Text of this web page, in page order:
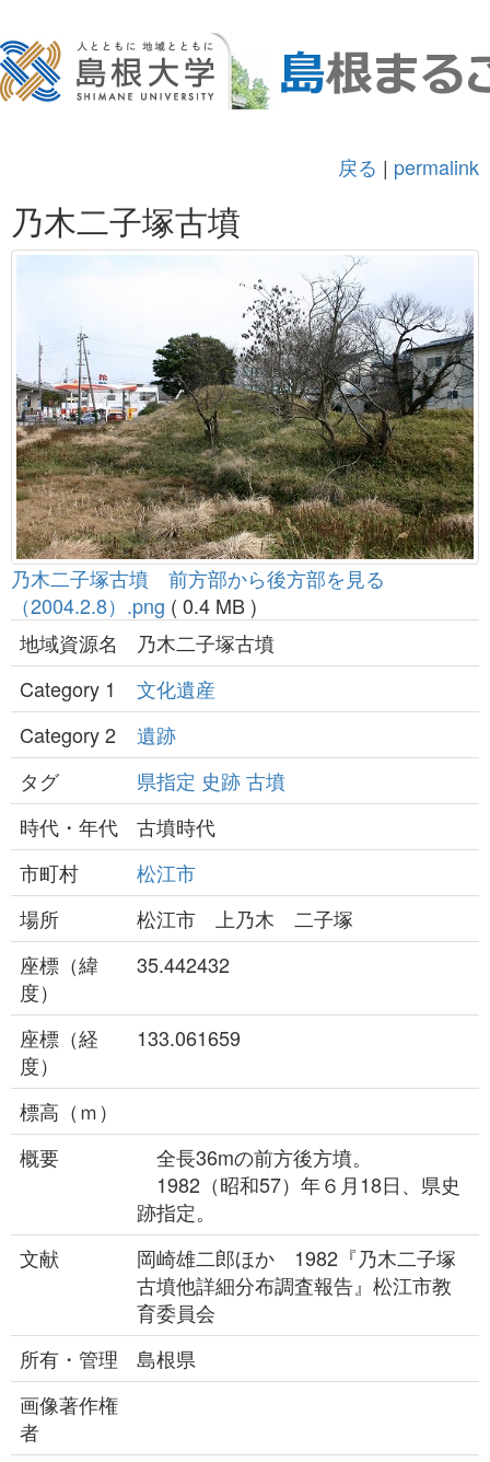
戻る | permalink
乃木二子塚古墳
乃木二子塚古墳 前方部から後方部を見る
（2004.2.8）.png ( 0.4 MB )
地域資源名
乃木二子塚古墳
Category 1
文化遺産
Category 2
遺跡
タグ
県指定 史跡古墳
時代・年代
古墳時代
市町村
松江市
場所
松江市 上乃木 二子塚
座標（緯
度）
35.442432
座標（経
度）
133.061659
標高（ｍ）
概要
全長36mの前方後方墳。
1982（昭和57）年６月18日、県史
跡指定。
文献
岡崎雄二郎ほか 1982『乃木二子塚
古墳他詳細分布調査報告』松江市教
育委員会
所有・管理
島根県
画像著作権
者